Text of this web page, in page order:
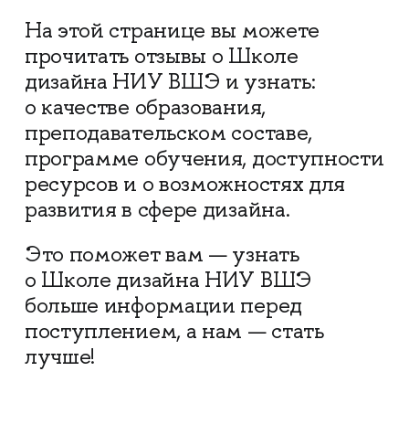
На этой странице вы можете
прочитать отзывы о Школе
дизайна НИУ ВШЭ и узнать:
о качестве образования,
преподавательском составе,
программе обучения, доступности
ресурсов и о возможностях для
развития в сфере дизайна.
Это поможет вам — узнать
о Школе дизайна НИУ ВШЭ
больше информации перед
поступлением, а нам — стать
лучше!